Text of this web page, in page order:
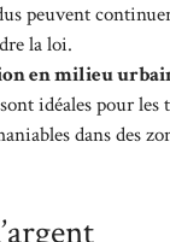
peuvent
la loi.
en milieu
idéales pour les
dans des